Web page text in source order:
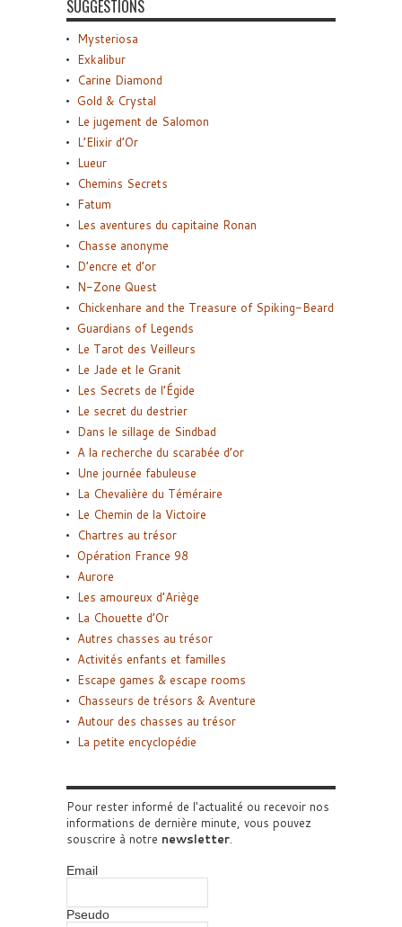
SUGGESTIONS
Mysteriosa
Exkalibur
Carine Diamond
Gold & Crystal
Le jugement de Salomon
L’Elixir d’Or
Lueur
Chemins Secrets
Fatum
Les aventures du capitaine Ronan
Chasse anonyme
D’encre et d’or
N-Zone Quest
Chickenhare and the Treasure of Spiking-Beard
Guardians of Legends
Le Tarot des Veilleurs
Le Jade et le Granit
Les Secrets de l’Égide
Le secret du destrier
Dans le sillage de Sindbad
A la recherche du scarabée d’or
Une journée fabuleuse
La Chevalière du Téméraire
Le Chemin de la Victoire
Chartres au trésor
Opération France 98
Aurore
Les amoureux d’Ariège
La Chouette d’Or
Autres chasses au trésor
Activités enfants et familles
Escape games & escape rooms
Chasseurs de trésors & Aventure
Autour des chasses au trésor
La petite encyclopédie
Pour rester informé de l'actualité ou recevoir nos
informations de dernière minute, vous pouvez
souscrire à notre newsletter.
Email
Pseudo